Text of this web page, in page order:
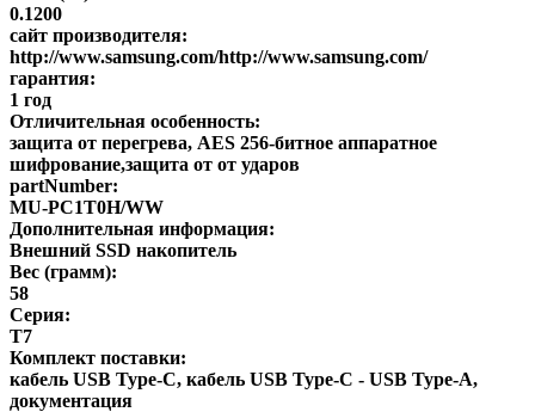
0.1200
сайт производителя:
http://www.samsung.com/http://www.samsung.com/
гарантия:
1 год
Отличительная особенность:
защита от перегрева, AES 256-битное аппаратное
шифрование,защита от от ударов
partNumber:
MU-PC1T0H/WW
Дополнительная информация:
Внешний SSD накопитель
Вес (грамм):
58
Серия:
T7
Комплект поставки:
кабель USB Type-C, кабель USB Type-C - USB Type-A,
документация